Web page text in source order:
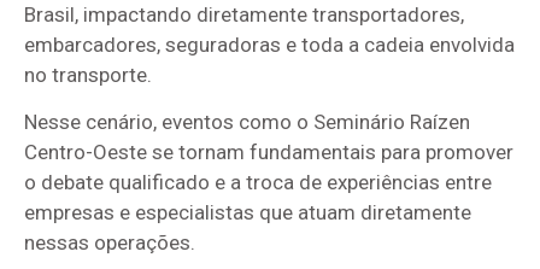
Brasil, impactando diretamente transportadores,
embarcadores, seguradoras e toda a cadeia envolvida
no transporte.
Nesse cenário, eventos como o Seminário Raízen
Centro-Oeste se tornam fundamentais para promover
o debate qualificado e a troca de experiências entre
empresas e especialistas que atuam diretamente
nessas operações.